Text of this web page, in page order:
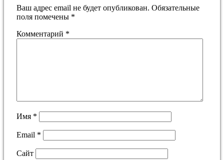
Ваш адрес email не будет опубликован. Обязательные
поля помечены *
Комментарий *
Имя *
Email *
Сайт